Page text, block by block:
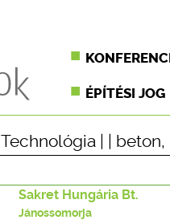
ÉPÍTÉSI JOG
Technológia beton,
Sakret Hungária Bt.
Jánossomorja